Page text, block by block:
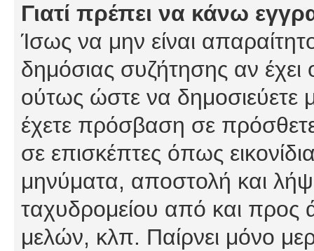
Γιατί πρέπει να κάνω
Ίσως να μην είναι
δημόσιας συζήτησης αν έχει
ούτως ώστε να δημοσιεύετε
έχετε πρόσβαση σε
σε επισκέπτες όπως
μηνύματα, αποστολή και
ταχυδρομείου από και προς
μελών, κλπ. Παίρνει μόνο